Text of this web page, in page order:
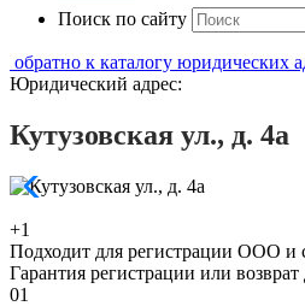
Поиск по сайту
обратно к каталогу юридических
Юридический адрес:
Кутузовская ул., д. 4а
+1
Подходит для регистрации ООО и
Гарантия регистрации или возврат
01